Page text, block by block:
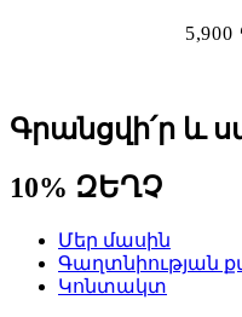
5,900
Գրանցվի՛ր և
10% ԶԵՂՉ
Մեր մասին
Գաղտնիության
Կոնտակտ